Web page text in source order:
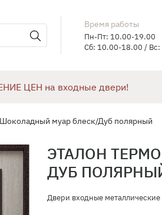
Время работы
Пн-Пт: 10.00-19.00
Сб: 10.00-18.00 /
ЦЕН на входные двери!
муар блеск/Дуб полярный
ЭТАЛОН
ДУБ
Двери входные